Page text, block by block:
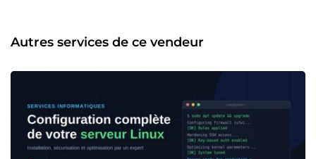
répétitifs et améliorer l'efficacité des opérations
informatiques. • Surveillance et optimisation des
connectivité réseau.
Autres services de ce vendeur